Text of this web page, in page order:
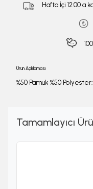
Hafta İçi 12:00 a
Ürün Açıklaması
%50 Pamuk %50
Tamamlayıcı